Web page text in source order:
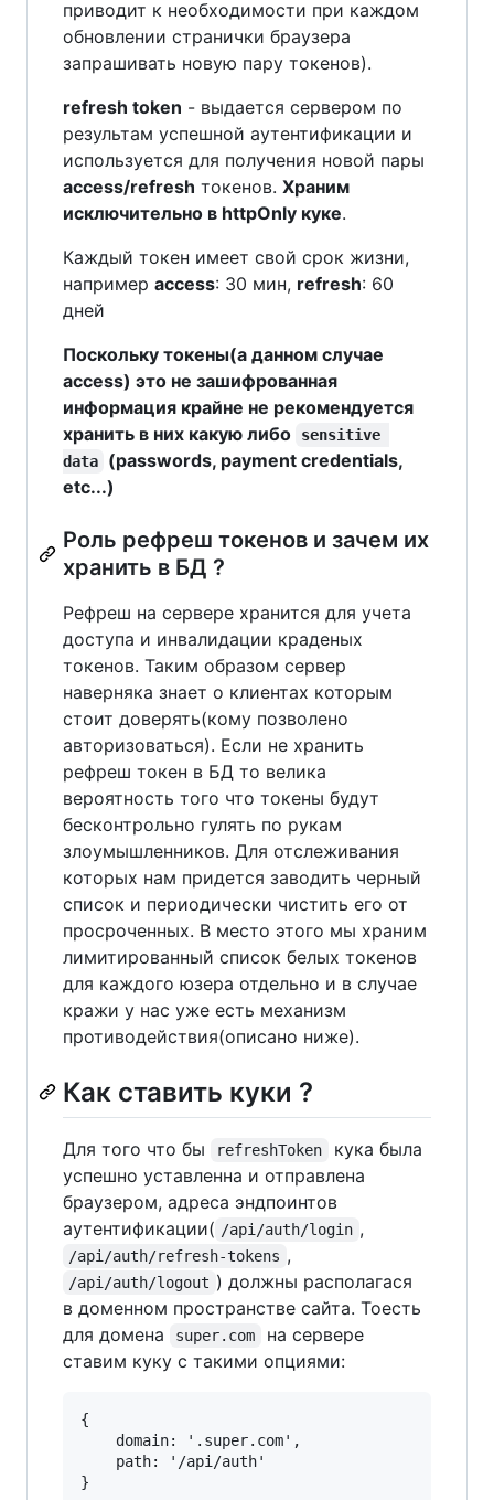
приводит к необходимости при каждом
обновлении странички браузера
запрашивать новую пару токенов).
refresh token - выдается сервером по
результам успешной аутентификации и
используется для получения новой пары
access/refresh токенов. Храним
исключительно в httpOnly куке.
Каждый токен имеет свой срок жизни,
например access: 30 мин, refresh: 60
дней
Поскольку токены(а данном случае
access) это не зашифрованная
информация крайне не рекомендуется
хранить в них какую либо
sensitive
data
(passwords, payment credentials,
etc...)
Роль рефреш токенов и зачем их
хранить в БД ?
Рефреш на сервере хранится для учета
доступа и инвалидации краденых
токенов. Таким образом сервер
наверняка знает о клиентах которым
стоит доверять(кому позволено
авторизоваться). Если не хранить
рефреш токен в БД то велика
вероятность того что токены будут
бесконтрольно гулять по рукам
злоумышленников. Для отслеживания
которых нам придется заводить черный
список и периодически чистить его от
просроченных. В место этого мы храним
лимитированный список белых токенов
для каждого юзера отдельно и в случае
кражи у нас уже есть механизм
противодействия(описано ниже).
Как ставить куки ?
Для того что бы refreshToken
кука была
успешно уставленна и отправлена
браузером, адреса эндпоинтов
аутентификации( /api/auth/login ,
/api/auth/refresh-tokens ,
/api/auth/logout ) должны располагася
в доменном пространстве сайта. Тоесть
для домена
super.com
на сервере
ставим куку с такими опциями:
{
    domain: '.super.com',
    path: '/api/auth'